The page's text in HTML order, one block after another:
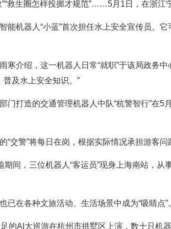
救生圈怎样投掷才规范”……5月1日，在浙江
能机器人“小蓝”首次担任水上安全宣传员。
寒介绍，这一机器人日常“就职”于该局政务
普及水上安全知识。”
门打造的交通管理机器人中队“杭警智行”在
“交警”将每日在岗，根据实际情况承担游客
期间，三位机器人“客运员”现身上海南站，
已在各种文旅活动、生活场景中成为“吸睛点”
的AI大巡游在杭州市拱墅区上演，数十只机